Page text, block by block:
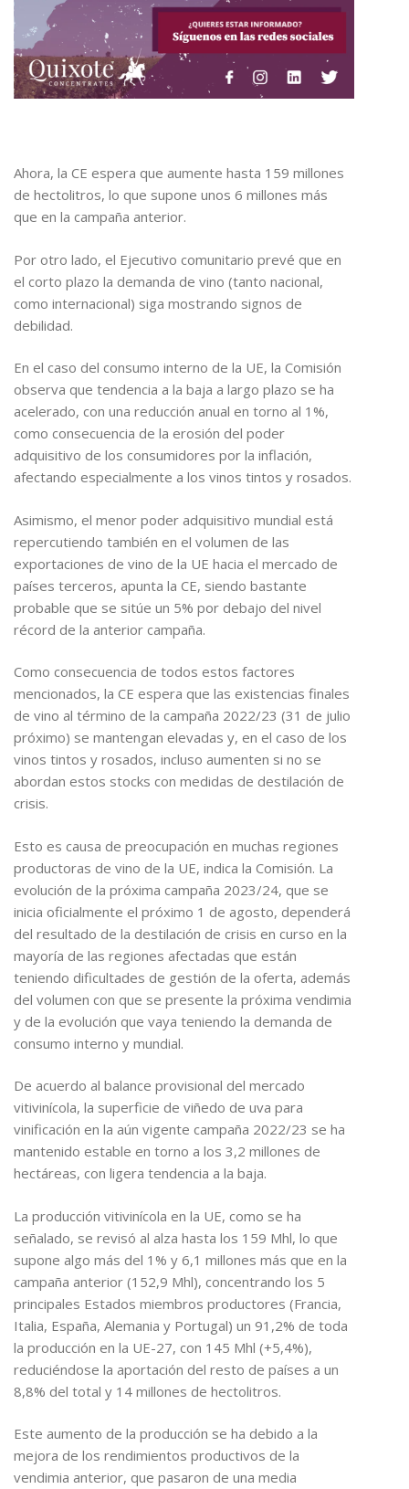
Ahora, la CE espera que aumente hasta 159 millones
de hectolitros, lo que supone unos 6 millones más
que en la campaña anterior.
Por otro lado, el Ejecutivo comunitario prevé que en
el corto plazo la demanda de vino (tanto nacional,
como internacional) siga mostrando signos de
debilidad.
En el caso del consumo interno de la UE, la Comisión
observa que tendencia a la baja a largo plazo se ha
acelerado, con una reducción anual en torno al 1%,
como consecuencia de la erosión del poder
adquisitivo de los consumidores por la inflación,
afectando especialmente a los vinos tintos y rosados.
Asimismo, el menor poder adquisitivo mundial está
repercutiendo también en el volumen de las
exportaciones de vino de la UE hacia el mercado de
países terceros, apunta la CE, siendo bastante
probable que se sitúe un 5% por debajo del nivel
récord de la anterior campaña.
Como consecuencia de todos estos factores
mencionados, la CE espera que las existencias finales
de vino al término de la campaña 2022/23 (31 de julio
próximo) se mantengan elevadas y, en el caso de los
vinos tintos y rosados, incluso aumenten si no se
abordan estos stocks con medidas de destilación de
crisis.
Esto es causa de preocupación en muchas regiones
productoras de vino de la UE, indica la Comisión. La
evolución de la próxima campaña 2023/24, que se
inicia oficialmente el próximo 1 de agosto, dependerá
del resultado de la destilación de crisis en curso en la
mayoría de las regiones afectadas que están
teniendo dificultades de gestión de la oferta, además
del volumen con que se presente la próxima vendimia
y de la evolución que vaya teniendo la demanda de
consumo interno y mundial.
De acuerdo al balance provisional del mercado
vitivinícola, la superficie de viñedo de uva para
vinificación en la aún vigente campaña 2022/23 se ha
mantenido estable en torno a los 3,2 millones de
hectáreas, con ligera tendencia a la baja.
La producción vitivinícola en la UE, como se ha
señalado, se revisó al alza hasta los 159 Mhl, lo que
supone algo más del 1% y 6,1 millones más que en la
campaña anterior (152,9 Mhl), concentrando los 5
principales Estados miembros productores (Francia,
Italia, España, Alemania y Portugal) un 91,2% de toda
la producción en la UE-27, con 145 Mhl (+5,4%),
reduciéndose la aportación del resto de países a un
8,8% del total y 14 millones de hectolitros.
Este aumento de la producción se ha debido a la
mejora de los rendimientos productivos de la
vendimia anterior, que pasaron de una media